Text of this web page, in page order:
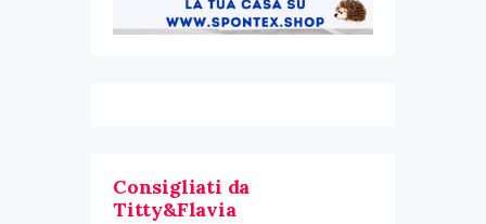
Consigliati da
Titty&Flavia